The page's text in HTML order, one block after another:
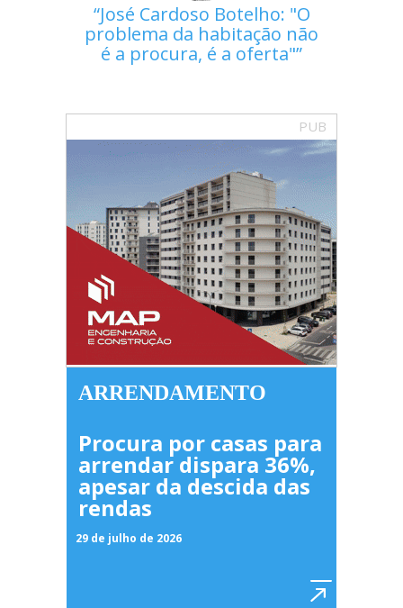
José Cardoso Botelho: "O
problema da habitação não
é a procura, é a oferta"
PUB
ARRENDAMENTO
Procura por casas para
arrendar dispara 36%,
apesar da descida das
rendas
29 de julho de 2026